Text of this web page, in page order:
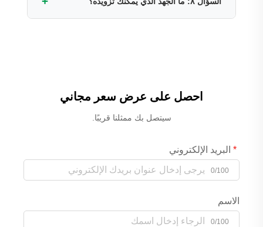
احصل على عرض سعر مجاني
سيتصل بك ممثلنا قريبًا.
البريد الإلكتروني
0/100
الاسم
0/100